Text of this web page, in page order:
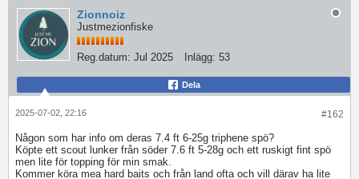
Zionnoiz
Justmezionfiske
Reg.datum: Jul 2025 Inlägg: 53
Dela
#162
2025-07-02, 22:16
Någon som har info om deras 7.4 ft 6-25g triphene spö?
Köpte ett scout lunker från söder 7.6 ft 5-28g och ett ruskigt fint spö
men lite för topping för min smak.
Kommer köra mea hard baits och från land ofta och vill därav ha lite